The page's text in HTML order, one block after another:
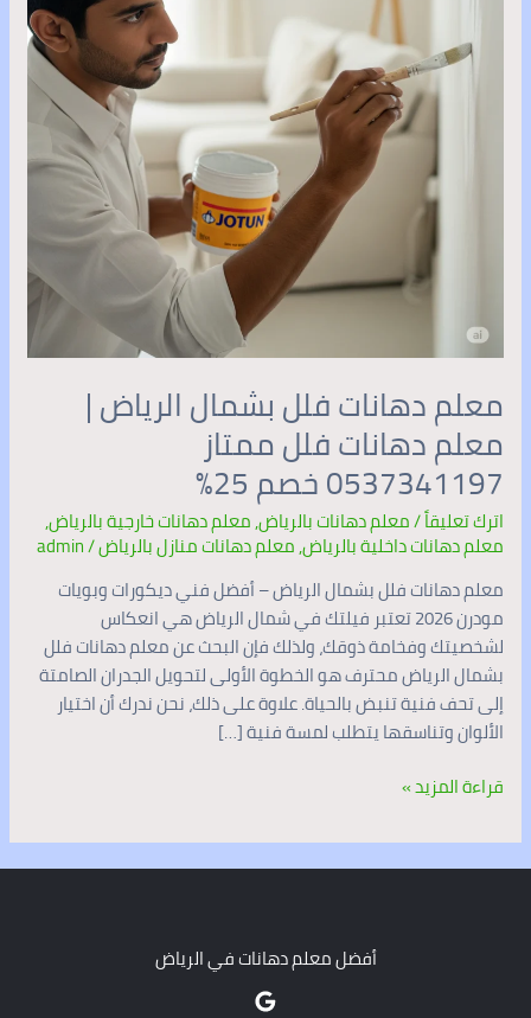
معلم دهانات فلل بشمال الرياض |
معلم دهانات فلل ممتاز
0537341197 خصم 25%
اترك تعليقاً/معلم دهانات بالرياض,معلم دهانات خارجية بالرياض,
معلم دهانات داخلية بالرياض,معلم دهانات منازل بالرياض/
admin
معلم دهانات فلل بشمال الرياض – أفضل فني ديكورات وبويات
مودرن 2026 تعتبر فيلتك في شمال الرياض هي انعكاس
لشخصيتك وفخامة ذوقك، ولذلك فإن البحث عن معلم دهانات فلل
بشمال الرياض محترف هو الخطوة الأولى لتحويل الجدران الصامتة
إلى تحف فنية تنبض بالحياة. علاوة على ذلك، نحن ندرك أن اختيار
الألوان وتناسقها يتطلب لمسة فنية […]
معلم
دهانات
0537341197
قراءة المزيد »
أفضل معلم دهانات في الرياض